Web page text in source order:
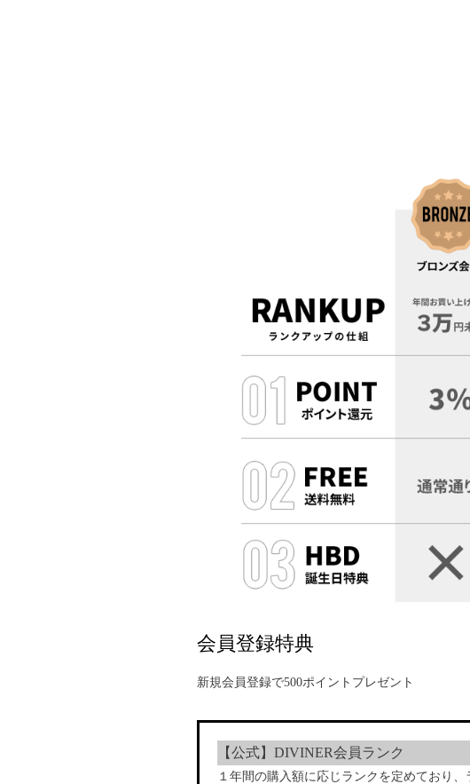
会員登録特典
新規会員登録で500ポイントプレゼント
【公式】DIVINER会員ランク
１年間の購入額に応じランクを定めており